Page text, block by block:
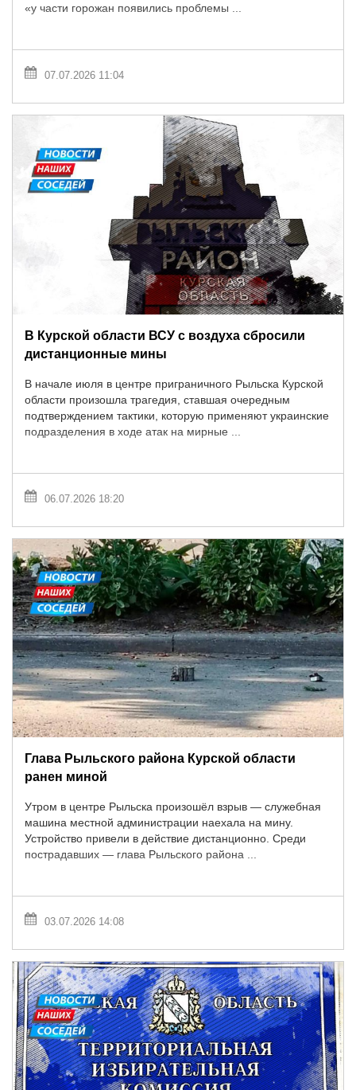
«у части горожан появились проблемы ...
07.07.2026 11:04
В Курской области ВСУ с воздуха сбросили
дистанционные мины
В начале июля в центре приграничного Рыльска Курской
области произошла трагедия, ставшая очередным
подтверждением тактики, которую применяют украинские
подразделения в ходе атак на мирные ...
06.07.2026 18:20
Глава Рыльского района Курской области
ранен миной
Утром в центре Рыльска произошёл взрыв — служебная
машина местной администрации наехала на мину.
Устройство привели в действие дистанционно. Среди
пострадавших — глава Рыльского района ...
03.07.2026 14:08